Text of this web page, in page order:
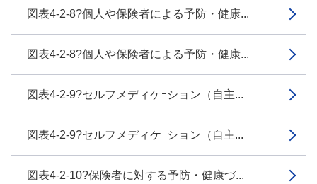
図表4-2-8?個人や保険者による予防・健康...
図表4-2-8?個人や保険者による予防・健康...
図表4-2-9?セルフメディケｰション（自主...
図表4-2-9?セルフメディケｰション（自主...
図表4-2-10?保険者に対する予防・健康づ...